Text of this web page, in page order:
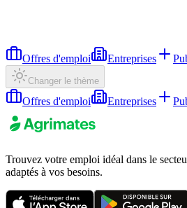
Offres d'emploi Entreprises
Changer le thème
Offres d'emploi Entreprises
Trouvez votre emploi idéal dans le
adaptés à vos besoins.